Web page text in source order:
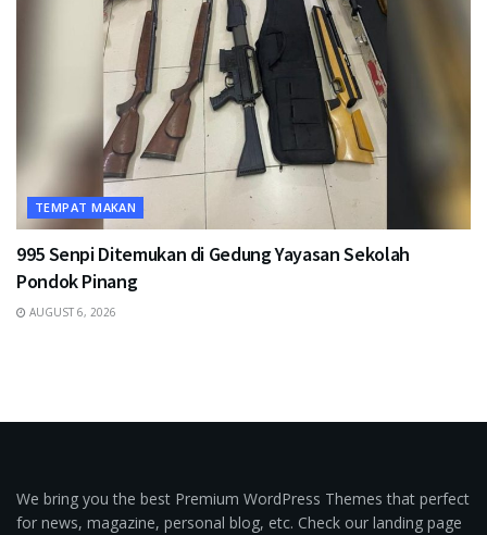
TEMPAT MAKAN
995 Senpi Ditemukan di Gedung Yayasan Sekolah
Pondok Pinang
AUGUST 6, 2026
We bring you the best Premium WordPress Themes that perfect
for news, magazine, personal blog, etc. Check our landing page